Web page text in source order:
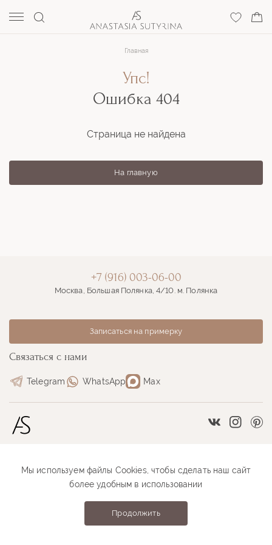
Главная
Упс!
Ошибка 404
Страница не найдена
На главную
Vkontakte
Связаться с нами
Telegram WhatsApp Max
+7 (916) 003-06-00
Москва, Большая Полянка, 4/10. м. Полянка
Записаться на примерку
Размерная сетка
Как проходит примерка
Как оформить заказ
Anastasia Sutyrina © 2026
Мы используем файлы Cookies, чтобы сделать наш сайт
более удобным в использовании
Продолжить